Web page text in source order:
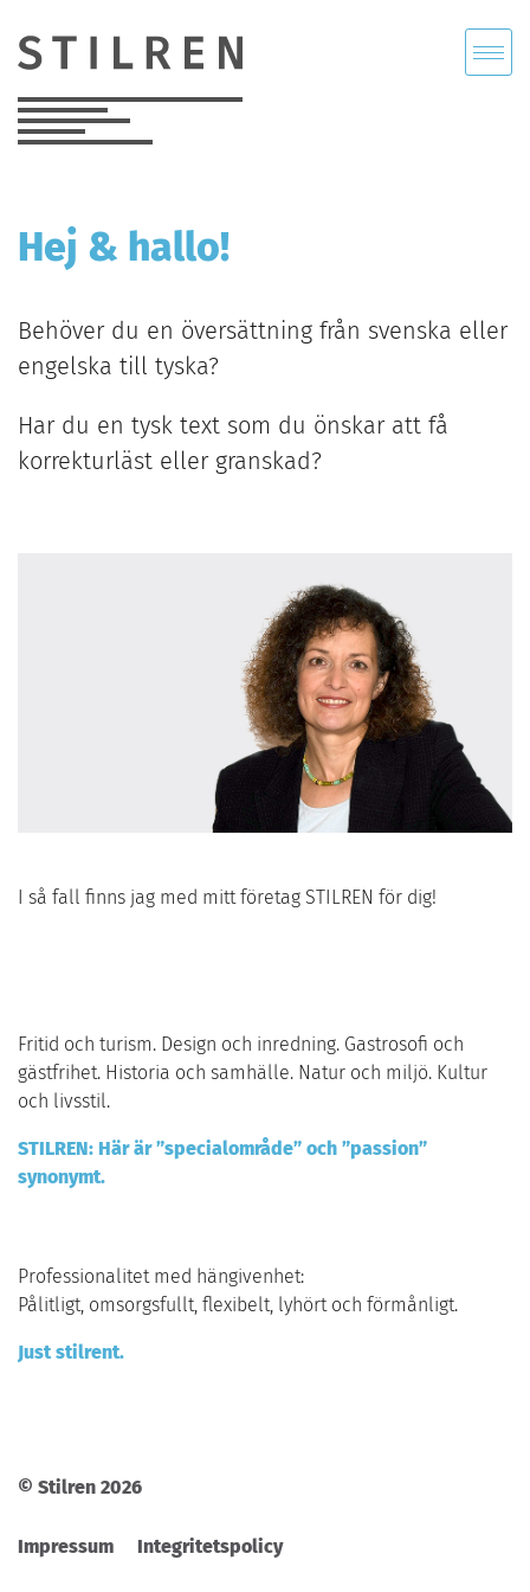
FÖRFRÅGAN
KONTAKT
Hej & hallo!
Behöver du en översättning från svenska eller
engelska till tyska?
Har du en tysk text som du önskar att få
korrekturläst eller granskad?
I så fall finns jag med mitt företag STILREN för dig!
Fritid och turism. Design och inredning. Gastrosofi och
gästfrihet. Historia och samhälle. Natur och miljö. Kultur
och livsstil.
STILREN: Här är ”specialområde” och ”passion”
synonymt.
Professionalitet med hängivenhet:
Pålitligt, omsorgsfullt, flexibelt, lyhört och förmånligt.
Just stilrent.
© Stilren 2026
Impressum Integritetspolicy